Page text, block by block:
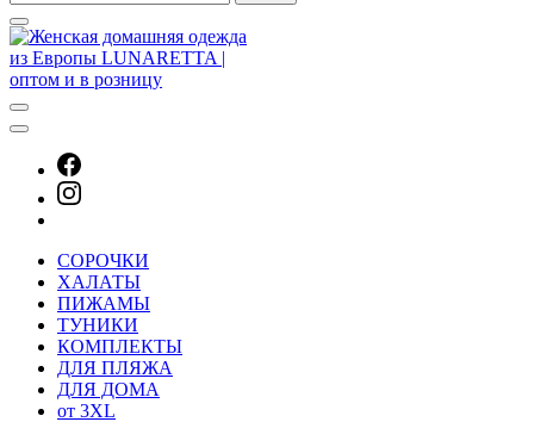
СОРОЧКИ
ХАЛАТЫ
ПИЖАМЫ
ТУНИКИ
КОМПЛЕКТЫ
ДЛЯ ПЛЯЖА
ДЛЯ ДОМА
от 3XL